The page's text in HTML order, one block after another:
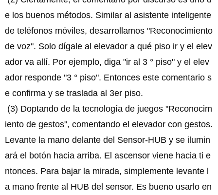
e los buenos métodos. Similar al asistente inteligente
de teléfonos móviles, desarrollamos "Reconocimiento
de voz". Solo dígale al elevador a qué piso ir y el elev
ador va allí. Por ejemplo, diga "ir al 3 ° piso" y el elev
ador responde "3 ° piso". Entonces este comentario s
e confirma y se traslada al 3er piso.
(3) Doptando de la tecnología de juegos "Reconocim
iento de gestos", comentando el elevador con gestos.
Levante la mano delante del Sensor-HUB y se ilumin
ará el botón hacia arriba. El ascensor viene hacia ti e
ntonces. Para bajar la mirada, simplemente levante l
a mano frente al HUB del sensor. Es bueno usarlo en